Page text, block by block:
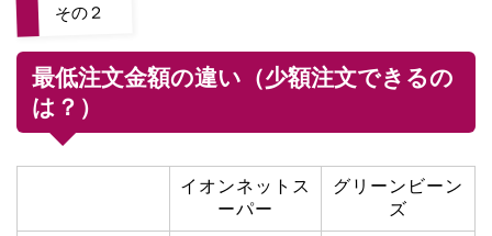
その２
最低注文金額の違い（少額注文できるの
は？）
イオンネットス
ーパー
グリーンビーン
ズ